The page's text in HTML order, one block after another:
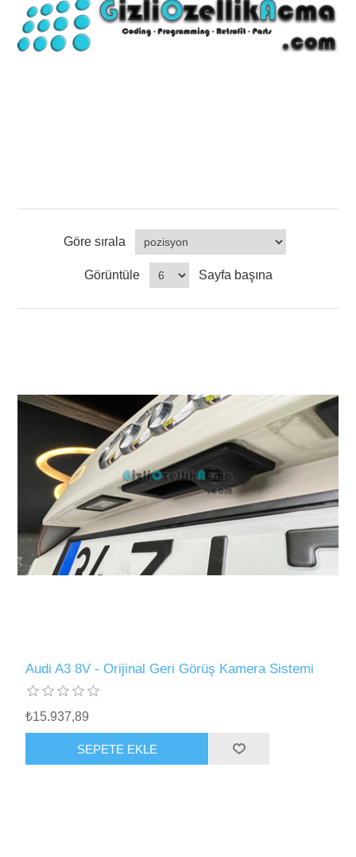
Göre sırala
Görüntüle Sayfa başına
Audi A3 8V - Orijinal Geri Görüş Kamera Sistemi
₺15.937,89
SEPETE EKLE